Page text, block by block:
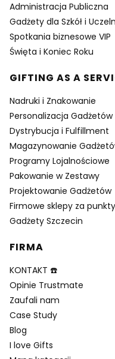
Administracja Publiczna
Gadżety dla Szkół i
Spotkania biznesowe VIP
Święta i Koniec Roku
GIFTING AS A
Nadruki i Znakowanie
Personalizacja Gadżetów
Dystrybucja i Fulfillment
Magazynowanie
Programy Lojalnościowe
Pakowanie w Zestawy
Projektowanie Gadżetów
Firmowe sklepy za punkty
Gadżety Szczecin
FIRMA
KONTAKT ☎️
Opinie Trustmate
Zaufali nam
Case Study
Blog
I love Gifts